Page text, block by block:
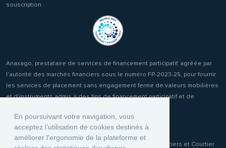
En poursuivant votre navigation, vous
acceptez l’utilisation de cookies destinés à
améliorer l'ergonomie de la plateforme et
souscription.
Anaxago, prestataire de services de financement participatif, agréée par
l’autorité des marchés financiers sous le numéro FP-2023-25, pour fournir
les services de placement sans engagement ferme de valeurs mobilières
et d'instruments admis à des fins de financement participatif et de
Anaxago Patrimony, conseiller en Investissements Financiers et Courtier